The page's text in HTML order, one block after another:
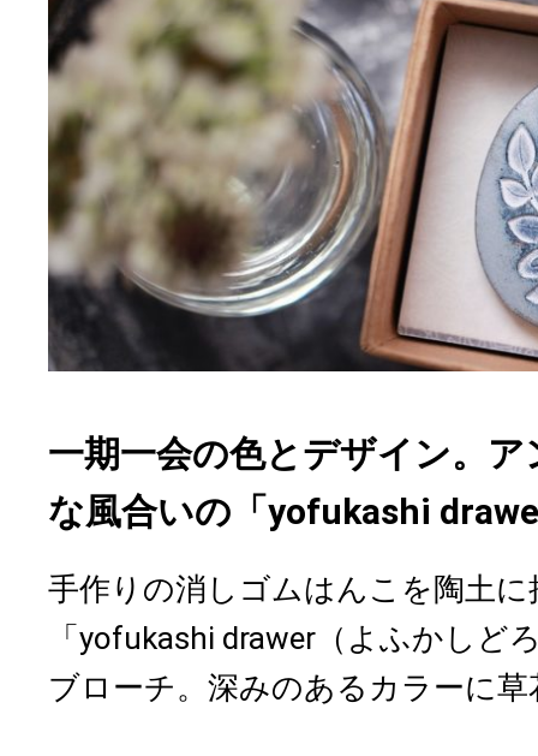
一期一会の色とデザイン。
な風合いの「yofukashi
手作りの消しゴムはんこを陶土
「yofukashi drawer（よふかしど
ブローチ。深みのあるカラーに草